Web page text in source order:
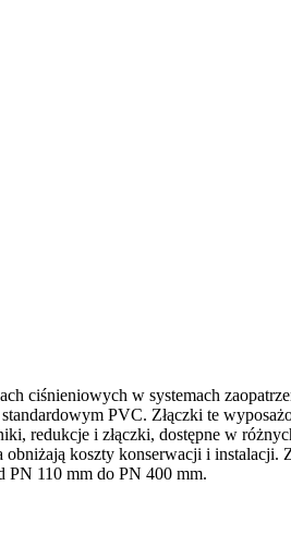
ciśnieniowych w systemach
PVC. Złączki te
redukcje i złączki, dostępne w
koszty konserwacji i
PN 110 mm do PN 400 mm.